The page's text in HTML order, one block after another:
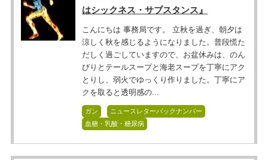
はシックネス・サブスタンス』
こんにちは 事務局です。 立秋を過ぎ、朝夕は
涼しく秋を感じるようになりました。普段慌た
だしく過ごしていますので、お盆休みは、のん
びりとテールスープと海老スープを丁寧にアク
とりし、弱火でゆっくり作りました。丁寧にア
クを取ると透明感の...
ガン
ニュースレターバックナンバー
血糖・乳酸・糖尿病